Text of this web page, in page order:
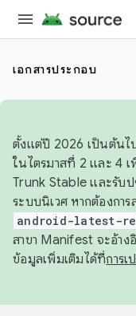
เอกสารประกอบ
ตั้งแต่ปี 2026 เป็นต้นไ
ในไตรมาสที่ 2 และ 4
Trunk Stable และรับ
ระบบนิเวศ หากต้องกา
android-latest-
สาขา Manifest จะอ้า
ข้อมูลเพิ่มเติมได้ที่การ